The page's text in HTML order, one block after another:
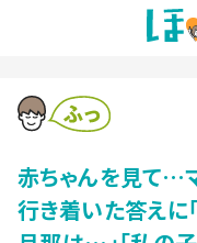
赤ちゃんを見て…
行き着いた答えに